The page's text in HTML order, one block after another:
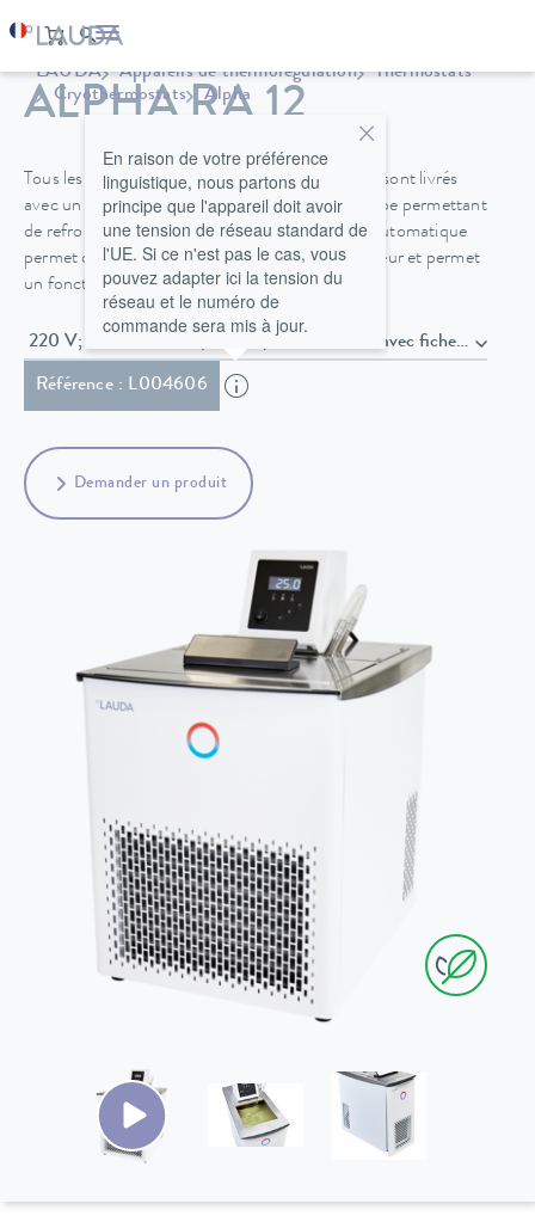
LAUDA Appareils de thermorégulation
Thermostats
Cryothermostats
Alpha
ALPHA RA 12
Tous les cryothermostats RA 8, RA 12 et RA 24 sont livrés
avec un couvercle de bain et un raccord de pompe permettant
de refroidir de -25 à 100 °C. Un compresseur automatique
permet de rallonger la durée de vie du compresseur et permet
un fonctionnement à coût réduit.
220 V; 60 Hz / 230 V; 50 Hz , Câble secteur avec
Référence : L004606
En raison de votre préférence
linguistique, nous partons du
principe que l'appareil doit avoir
une tension de réseau standard de
l'UE. Si ce n'est pas le cas, vous
pouvez adapter ici la tension du
réseau et le numéro de
commande sera mis à jour.
Demander un produit